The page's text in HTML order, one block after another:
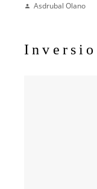
Asdrubal Olano